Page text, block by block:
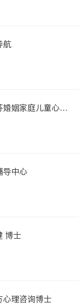
航
婚姻家庭儿童心理
导中心
博士
心理咨询博士